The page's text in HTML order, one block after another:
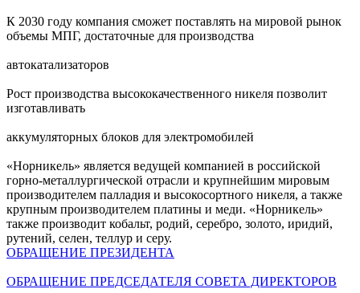
К 2030 году компания сможет поставлять на мировой рынок
объемы МПГ, достаточные для производства
автокатализаторов
Рост производства высококачественного никеля позволит
изготавливать
аккумуляторных блоков для электромобилей
«Норникель» является ведущей компанией в российской
горно-металлургической отрасли и крупнейшим мировым
производителем палладия и высокосортного никеля, а также
крупным производителем платины и меди. «Норникель»
также производит кобальт, родий, серебро, золото, иридий,
рутений, селен, теллур и серу.
ОБРАЩЕНИЕ ПРЕЗИДЕНТА
ОБРАЩЕНИЕ ПРЕДСЕДАТЕЛЯ СОВЕТА ДИРЕКТОРОВ